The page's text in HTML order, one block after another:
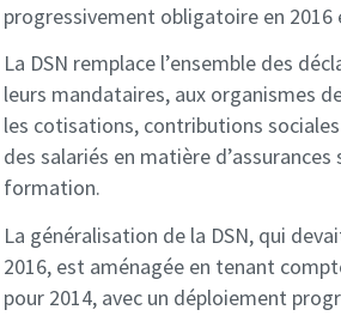
progressivement obligatoire en 2016
La DSN remplace l’ensemble des
leurs mandataires, aux organismes
les cotisations, contributions
des salariés en matière
formation.
La généralisation de la DSN, qui
2016, est aménagée en tenant
pour 2014, avec un déploiement